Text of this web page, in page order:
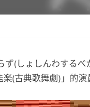
ず(しょしんわする
(古典歌舞劇)」的演